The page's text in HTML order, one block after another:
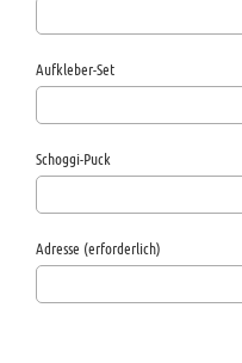
Aufkleber-Set
Schoggi-Puck
Adresse (erforderlich)